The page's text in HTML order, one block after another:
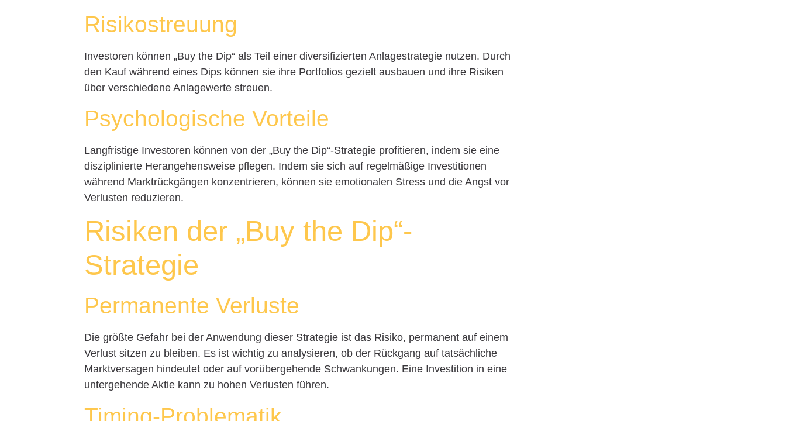
Risikostreuung
Investoren können „Buy the Dip“ als Teil einer diversifizierten Anlagestrategie nutzen. Durch
den Kauf während eines Dips können sie ihre Portfolios gezielt ausbauen und ihre Risiken
über verschiedene Anlagewerte streuen.
Psychologische Vorteile
Langfristige Investoren können von der „Buy the Dip“-Strategie profitieren, indem sie eine
disziplinierte Herangehensweise pflegen. Indem sie sich auf regelmäßige Investitionen
während Marktrückgängen konzentrieren, können sie emotionalen Stress und die Angst vor
Verlusten reduzieren.
Risiken der „Buy the Dip“-
Strategie
Permanente Verluste
Die größte Gefahr bei der Anwendung dieser Strategie ist das Risiko, permanent auf einem
Verlust sitzen zu bleiben. Es ist wichtig zu analysieren, ob der Rückgang auf tatsächliche
Marktversagen hindeutet oder auf vorübergehende Schwankungen. Eine Investition in eine
untergehende Aktie kann zu hohen Verlusten führen.
Timing-Problematik